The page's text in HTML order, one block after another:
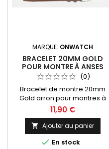
MARQUE: ONWATCH
BRACELET 20MM GOLD
POUR MONTRE À ANSES
FIXES EN CUIR FABRICATION
ARTISANALE
(0)
Bracelet de montre 20mm
Gold arron pour montres à
anses fixes ou soudées en cuir
véritable.Montage facile et très
bonne tenue avec languette
métal et adhésif. Fabrication
Artisanale Européenne
11,90 €
 Ajouter au panier
 En stock